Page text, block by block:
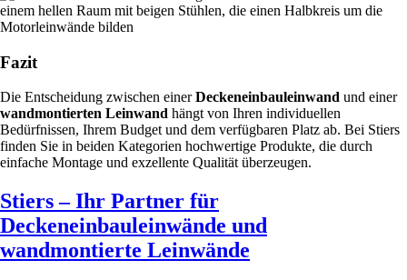
Fazit
Die Entscheidung zwischen einerDeckeneinbauleinwand und einer
wandmontierten Leinwand hängt von Ihren individuellen
Bedürfnissen, Ihrem Budget und dem verfügbaren Platz ab. Bei Stiers
finden Sie in beiden Kategorien hochwertige Produkte, die durch
einfache Montage und exzellente Qualität überzeugen.
Stiers – Ihr Partner für
Deckeneinbauleinwände und
wandmontierte Leinwände